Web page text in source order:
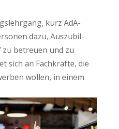
kurz AdA-
dazu, Aus­zu­bil­
betreu­en und zu
sich an Fach­kräf­te, die
wol­len, in einem